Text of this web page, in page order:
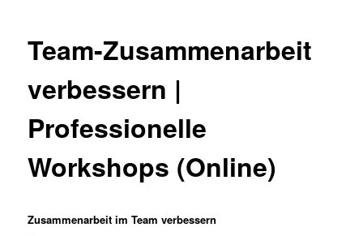
Team-Zusammenarbeit
verbessern |
Professionelle
Workshops (Online)
Zusammenarbeit im Team verbessern